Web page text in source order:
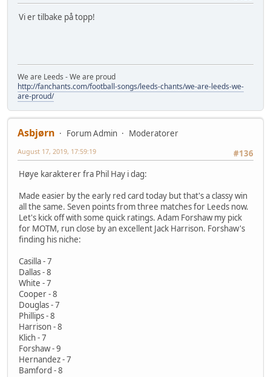
Vi er tilbake på topp!
We are Leeds - We are proud
http://fanchants.com/football-songs/leeds-chants/we-are-leeds-we-
are-proud/
Asbjørn Forum Admin
Moderatorer
#136
August 17, 2019, 17:59:19
Høye karakterer fra Phil Hay i dag:
Made easier by the early red card today but that's a classy win
all the same. Seven points from three matches for Leeds now.
Let's kick off with some quick ratings. Adam Forshaw my pick
for MOTM, run close by an excellent Jack Harrison. Forshaw's
finding his niche:
Casilla - 7
Dallas - 8
White - 7
Cooper - 8
Douglas - 7
Phillips - 8
Harrison - 8
Klich - 7
Forshaw - 9
Hernandez - 7
Bamford - 8